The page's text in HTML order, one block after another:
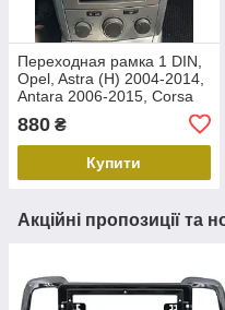
Переходная рамка 1 DIN,
Opel, Astra (H) 2004-2014,
Antara 2006-2015, Corsa
(D) 2006-2014, Zafira (B)
2005-2014, ACV 281230-
24-5
880 ₴
Купити
Акційні пропозиції та